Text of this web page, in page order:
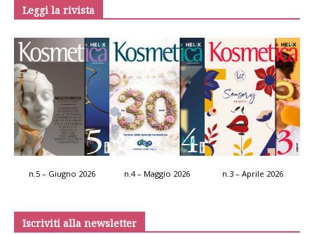
Leggi la rivista
n.5 – Giugno 2026 n.4 – Maggio 2026 n.3 – Aprile 2026
Iscriviti alla newsletter